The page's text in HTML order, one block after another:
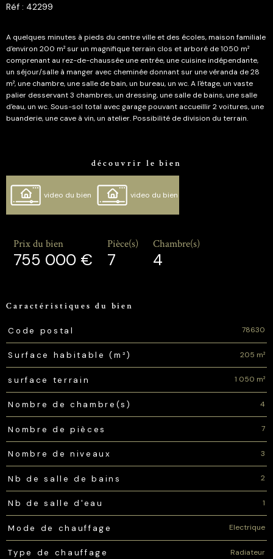
Réf : 42299
A quelques minutes à pieds du centre ville et des écoles, maison familiale
d'environ 200 m² sur un magnifique terrain clos et arboré de 1050 m²
comprenant au rez-de-chaussée une entrée, une cuisine indépendante,
un séjour/salle à manger avec cheminée donnant sur une véranda de 28
m², une chambre, une salle de bain, un bureau, un wc. A l'étage, un vaste
palier desservant 3 chambres, un dressing, une salle de bains, une salle
d'eau, un wc. Sous-sol total avec garage pouvant accueillir 2 voitures, une
buanderie, une cave à vin, un atelier. Possibilité de division du terrain.
découvrir le bien
video du bien video du bien
Prix du bien
755 000 €
Pièce(s)
7
Chambre(s)
4
Caractéristiques du bien
Caractéristiques Valeurs
Code postal 78630
Surface habitable (m²) 205 m²
surface terrain 1 050 m²
Nombre de chambre(s) 4
Nombre de pièces 7
Nombre de niveaux 3
Nb de salle de bains 2
Nb de salle d'eau 1
Mode de chauffage Electrique
Type de chauffage Radiateur